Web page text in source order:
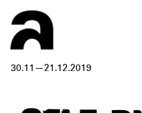
30.11—21.12.2019